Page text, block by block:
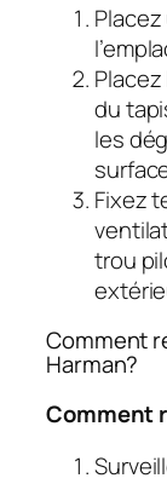
du
les
Fixez
trou
Comment
Harman?
Comment